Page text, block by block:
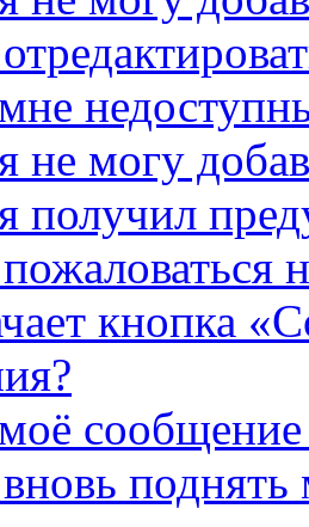
не могу
получил
кнопка
сообщение